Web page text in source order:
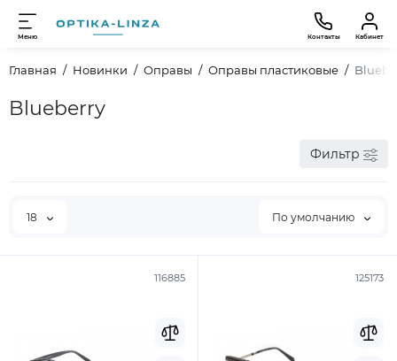
Меню Контакты Кабинет
Главная Новинки Оправы Оправы пластиковые
Blueberry
Фильтр
18 По умолчанию
116885 125173